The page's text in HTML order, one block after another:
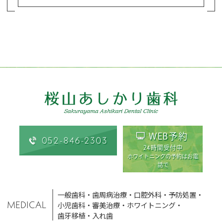
052-846-2303 WEB予約
24時間受付中
ホワイトニングの予約はお電
話で
MEDICAL
一般歯科 ・歯周病治療 ・ 口腔外科 ・ 予防処置 ・
小児歯科 ・審美治療 ・ ホワイトニング ・
歯牙移植 ・ 入れ歯